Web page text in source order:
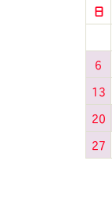
日
6
13
20
27